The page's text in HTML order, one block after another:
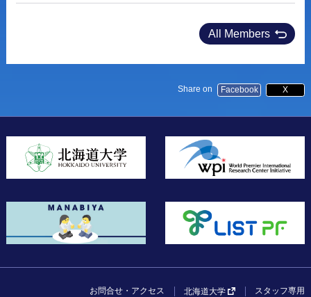
Hasegawa,Y. Ide,M. Gao,T. Yoneda,Y. Inokuma,Nat.
Asymmetric Eu(III) Coordination Polymers Featuring
Coexisting Δ/Λ Chirality and Diverse Coordination
M. Wang,Y. Yamazaki,S. Shoji,K. Fushimi,Y. Kitagawa,Y.
DOI:
10.1021/acs.inorgchem.5c02744
Doublet Charge Transfer Emission of Cerium(III)
T. Tomikawa,K. Saita,Y. Ono,T. Akama,M. Wang,S. Shoji,
All Members
Share on Facebook X
お問合せ・アクセス 北海道大学 スタッフ専用